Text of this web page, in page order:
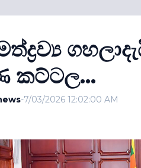
කට්ටල...
-7/03/2026 12:02:00 AM